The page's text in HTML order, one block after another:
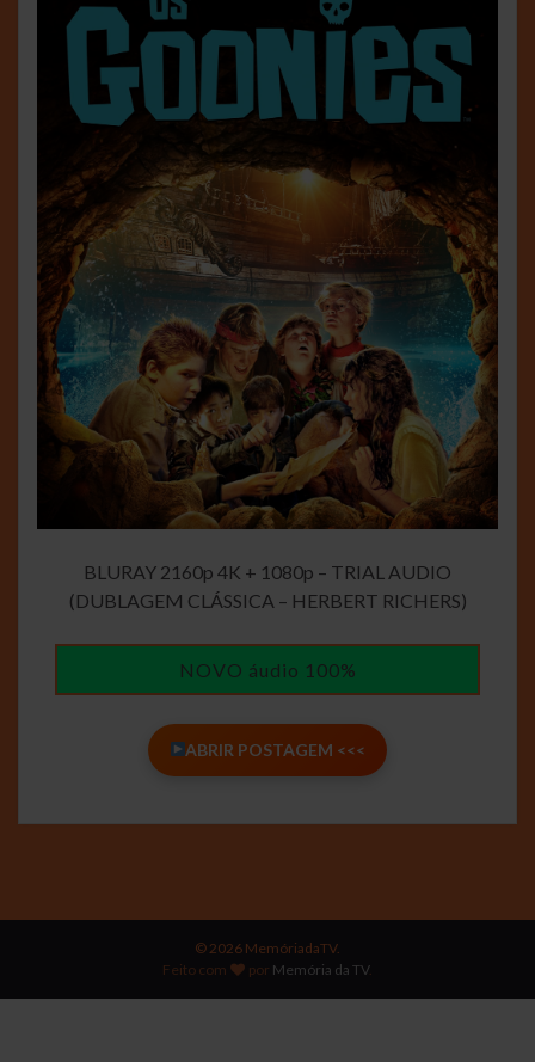
BLURAY 2160p 4K + 1080p – TRIAL AUDIO
(DUBLAGEM CLÁSSICA – HERBERT RICHERS)
NOVO áudio 100%
ABRIR POSTAGEM <<<
© 2026 MemóriadaTV.
Feito com
por Memória da TV.